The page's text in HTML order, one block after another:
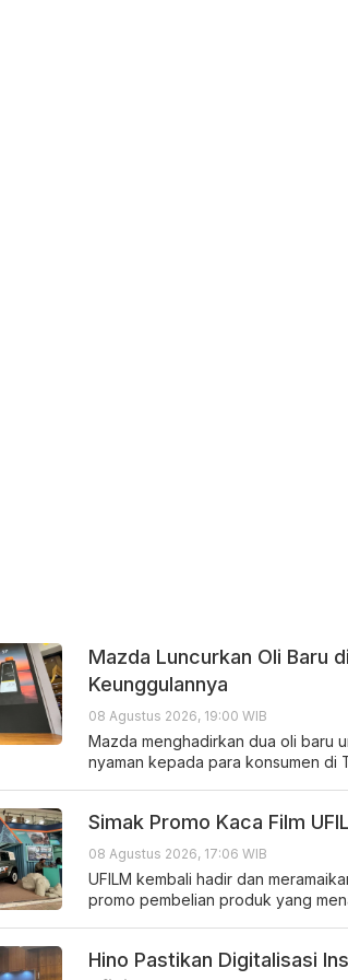
Mazda Luncurkan Oli Baru
Keunggulannya
08 Agustus 2026, 19:00 WIB
Mazda menghadirkan dua oli baru
nyaman kepada para konsumen di
Simak Promo Kaca Film
08 Agustus 2026, 17:06 WIB
UFILM kembali hadir dan
promo pembelian produk yang
Hino Pastikan Digitalisasi